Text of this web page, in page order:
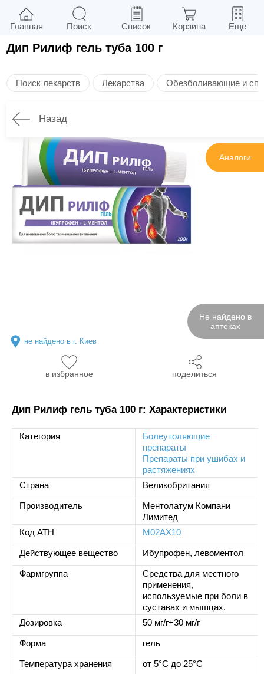
Дип Рилиф гель туба 100 г
Поиск лекарств Лекарства Обезболивающие и
Назад
Аналоги
Не найдено в
аптеках
не найдено в г. Киев
в избранное поделиться
Дип Рилиф гель туба 100 г: Характеристики
Категория
Болеутоляющие
препараты
Препараты при ушибах и
растяжениях
Страна
Великобритания
Производитель
Ментолатум Компани
Лимитед
Код ATH
M02AX10
Действующее вещество Ибупрофен, левоментол
Фармгруппа
Средства для местного
применения,
используемые при боли в
суставах и мышцах.
Дозировка
50 мг/г+30 мг/г
Форма гель
Температура хранения от 5°C до 25°C
Главная Поиск Список Корзина Еще